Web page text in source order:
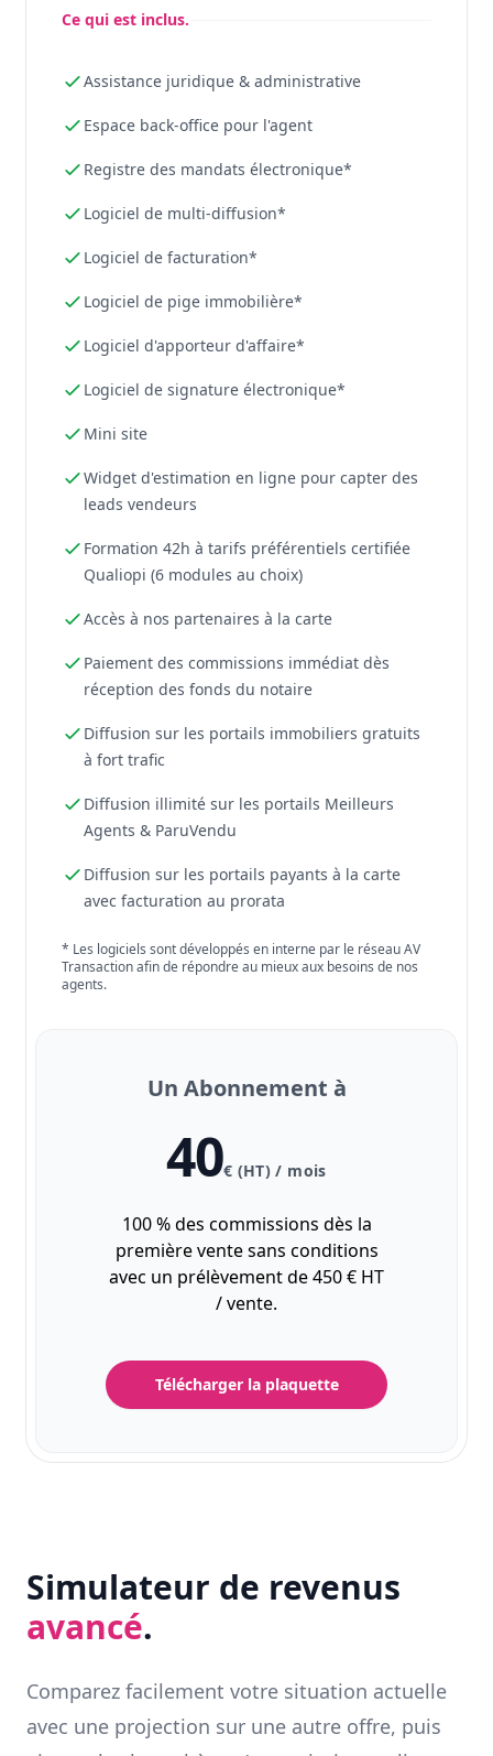
Ce qui est inclus.
Assistance juridique & administrative
Espace back-office pour l'agent
Registre des mandats électronique*
Logiciel de multi-diffusion*
Logiciel de facturation*
Logiciel de pige immobilière*
Logiciel d'apporteur d'affaire*
Logiciel de signature électronique*
Mini site
Widget d'estimation en ligne pour capter des
leads vendeurs
Formation 42h à tarifs préférentiels certifiée
Qualiopi (6 modules au choix)
Accès à nos partenaires à la carte
Paiement des commissions immédiat dès
réception des fonds du notaire
Diffusion sur les portails immobiliers gratuits
à fort trafic
Diffusion illimité sur les portails Meilleurs
Agents & ParuVendu
Diffusion sur les portails payants à la carte
avec facturation au prorata
* Les logiciels sont développés en interne par le réseau AV
Transaction afin de répondre au mieux aux besoins de nos
agents.
Un Abonnement à
40€ (HT) / mois
100 % des commissions dès la
première vente sans conditions
avec un prélèvement de 450 € HT
/ vente.
Télécharger la plaquette
Simulateur de revenus
avancé.
Comparez facilement votre situation actuelle
avec une projection sur une autre offre, puis